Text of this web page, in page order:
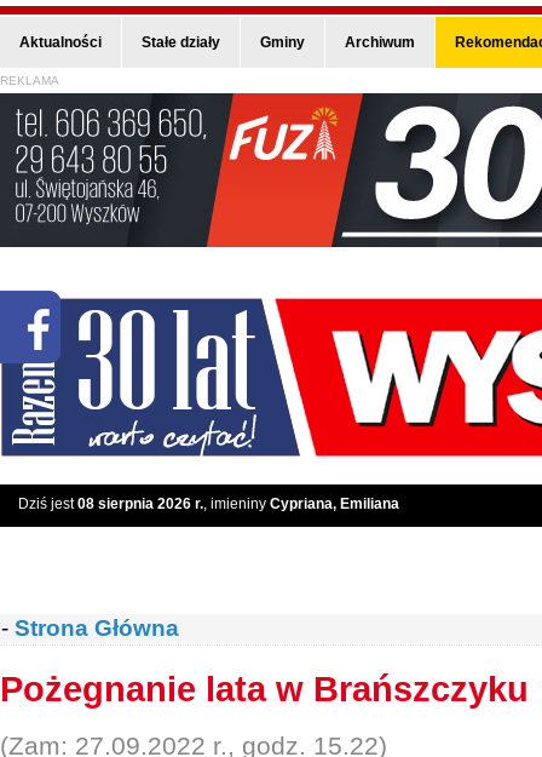
Aktualności Stałe działy Gminy Archiwum
REKLAMA
Dziś jest08 sierpnia 2026 r., imieniny Cypriana, Emiliana
- Strona Główna
Pożegnanie lata w Brańszczyku
(Zam: 27.09.2022 r., godz. 15.22)